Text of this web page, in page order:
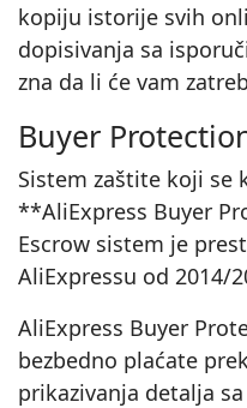
kopiju istorije svih
dopisivanja sa
zna da li će vam
Buyer
Sistem zaštite koji se
**AliExpress Buyer
Escrow sistem je
AliExpressu od 2014/
AliExpress Buyer
bezbedno plaćate
prikazivanja detalja